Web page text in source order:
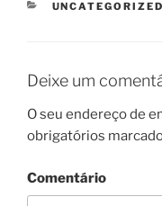
CATEGORIAS
UNCATEGORIZED
Deixe um
O seu endereço de
obrigatórios
Comentário